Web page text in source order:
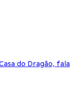
do Dragão, fala